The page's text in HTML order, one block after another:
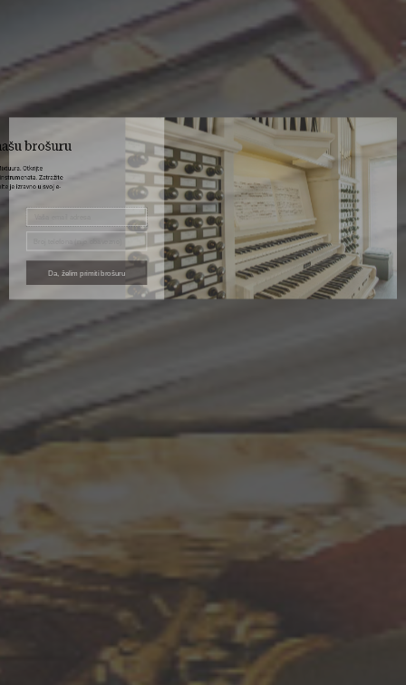
Primite našu brošuru
Najljepše orgulje Mixtuura. Otkrijte
mogućnosti naših instrumenata. Zatražite
našu brošuru i primite je izravno u svoj e-
Da, želim primiti brošuru